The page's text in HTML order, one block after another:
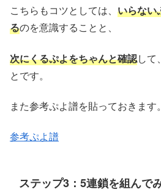
こちらもコツとしては、 いらない
るのを意識することと、
次にくるぷよをちゃんと確認して
とです。
また参考ぷよ譜を貼っておきます。
参考ぷよ譜
ステップ3：5連鎖を組んで